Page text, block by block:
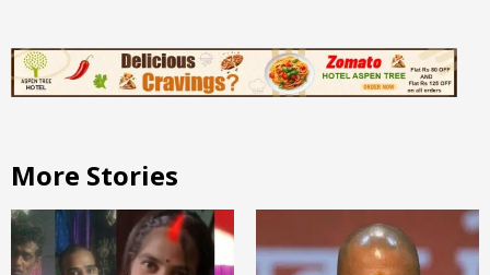
More Stories